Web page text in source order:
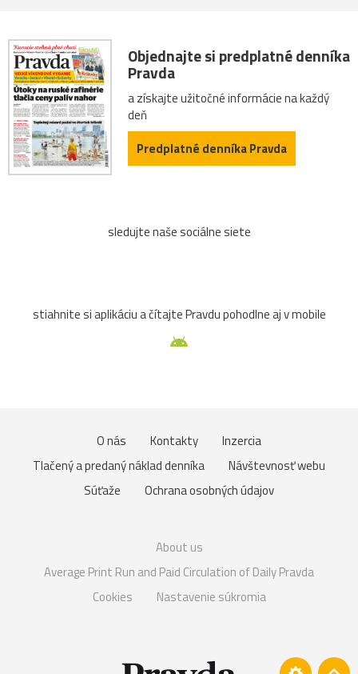
Objednajte si predplatné denníka
Pravda
a získajte užitočné informácie na každý
deň
Predplatné denníka Pravda
sledujte naše sociálne siete
stiahnite si aplikáciu a čítajte Pravdu pohodlne aj v mobile
O nás Kontakty
Inzercia
Tlačený a predaný náklad denníka
Návštevnosť webu
Súťaže
Ochrana osobných údajov
About us
Average Print Run and Paid Circulation of Daily Pravda
Cookies
Nastavenie súkromia